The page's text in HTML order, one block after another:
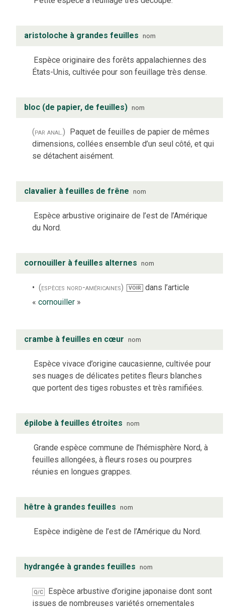
aristoloche à grandes feuilles nom
Espèce originaire des forêts appalachiennes des
États-Unis, cultivée pour son feuillage très dense.
bloc (de papier, de feuilles) nom
(par anal.)
Paquet de feuilles de papier de mêmes
dimensions, collées ensemble d’un seul côté, et qui
se détachent aisément.
clavalier à feuilles de frêne nom
Espèce arbustive originaire de l’est de l’Amérique
du Nord.
cornouiller à feuilles alternes nom
(espèces nord-américaines) VOIR
dans l’article
« cornouiller »
crambe à feuilles en cœur nom
Espèce vivace d’origine caucasienne, cultivée pour
ses nuages de délicates petites fleurs blanches
que portent des tiges robustes et très ramifiées.
épilobe à feuilles étroites nom
Grande espèce commune de l’hémisphère Nord, à
feuilles allongées, à fleurs roses ou pourpres
réunies en longues grappes.
hêtre à grandes feuilles nom
Espèce indigène de l’est de l’Amérique du Nord.
hydrangée à grandes feuilles nom
Q/C
Espèce arbustive d’origine japonaise dont sont
issues de nombreuses variétés ornementales